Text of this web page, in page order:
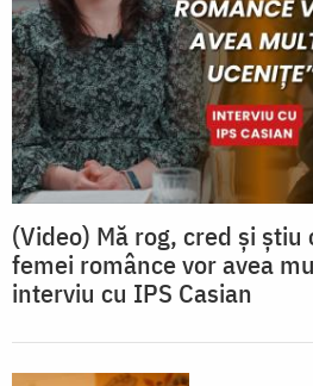
(Video) Mă rog, cred și
femei românce vor avea
interviu cu IPS Casian